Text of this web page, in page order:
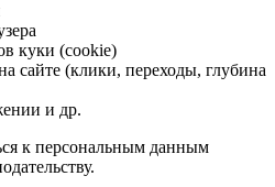
куки (cookie)
сайте (клики, переходы, глубина
и др.
к персональным данным